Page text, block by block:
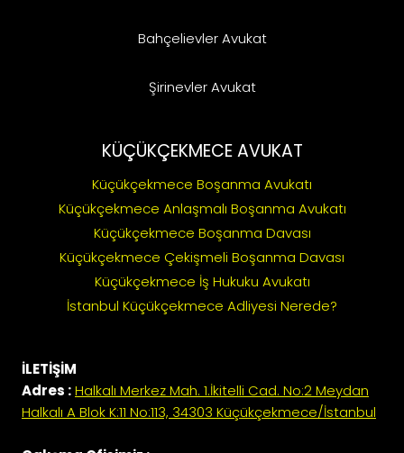
Bahçelievler Avukat
Şirinevler Avukat
KÜÇÜKÇEKMECE AVUKAT
Küçükçekmece Boşanma Avukatı
Küçükçekmece Anlaşmalı Boşanma Avukatı
Küçükçekmece Boşanma Davası
Küçükçekmece Çekişmeli Boşanma Davası
Küçükçekmece İş Hukuku Avukatı
İstanbul Küçükçekmece Adliyesi Nerede?
İLETİŞİM
Adres :Halkalı Merkez Mah. 1.İkitelli Cad. No:2 Meydan
Halkalı A Blok K:11 No:113, 34303 Küçükçekmece/İstanbul